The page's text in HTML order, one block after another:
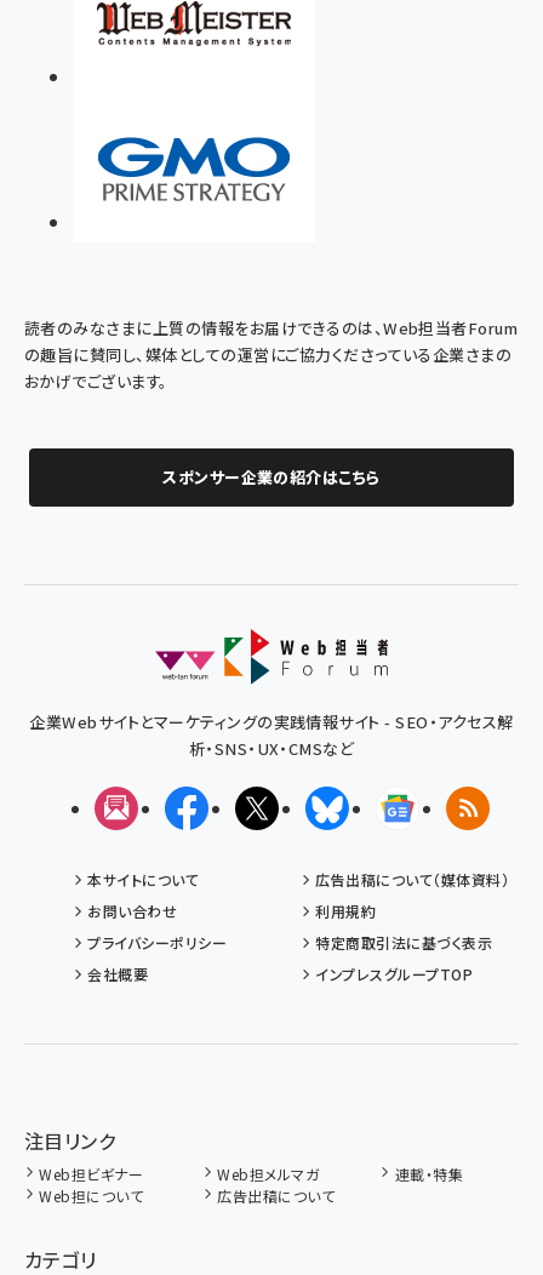
読者のみなさまに上質の情報をお届けできるのは、Web担当者Forum
の趣旨に賛同し、媒体としての運営にご協力くださっている企業さまの
おかげでございます。
スポンサー企業の紹介はこちら
企業Webサイトとマーケティングの実践情報サイト - SEO・アクセス解
析・SNS・UX・CMSなど
メルマガFacebookX(エックス)BlueskyGoogleニュ
RSS
本サイトについて
広告出稿について（媒体資料）
お問い合わせ
利用規約
プライバシーポリシー
特定商取引法に基づく表示
会社概要
インプレスグループTOP
注目リンク
Web担ビギナー Web担メルマガ
連載・特集
Web担について
広告出稿について
カテゴリ